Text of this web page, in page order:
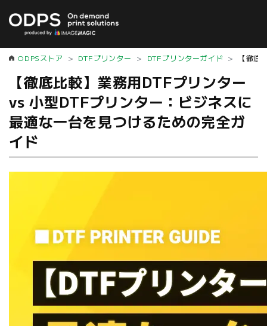
ODPSストア DTFプリンター DTFプリンターガイド 【徹
【徹底比較】業務用DTFプリンター
vs 小型DTFプリンター：ビジネスに
最適な一台を見つけるための完全ガ
イド